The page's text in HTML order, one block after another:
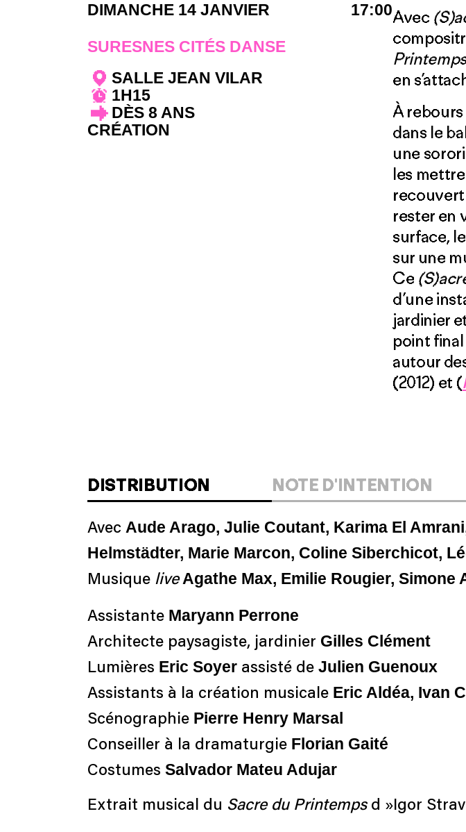
DIMANCHE 14 JANVIER
17:00
SURESNES CITÉS DANSE
SALLE JEAN VILAR
1H15
DÈS 8 ANS
CRÉATION
Avec
en
À rebours
dans le
une
les
rester en
surface,
sur une
Ce
d’une
jardinier
point
autour
(2012) et (
DISTRIBUTION NOTE D'INTENTION
Avec Aude Arago, Julie Coutant, Karima El
Helmstädter, Marie Marcon, Coline Siberchicot,
Musique liveAgathe Max, Emilie Rougier, Simone
Assistante Maryann Perrone
Architecte paysagiste, jardinier Gilles Clément
Lumières Eric Soyer assisté de Julien Guenoux
Assistants à la création musicale Eric Aldéa, Ivan
Scénographie Pierre Henry Marsal
Conseiller à la dramaturgie Florian Gaité
Costumes Salvador Mateu Adujar
Extrait musical du Sacre du Printempsd »Igor